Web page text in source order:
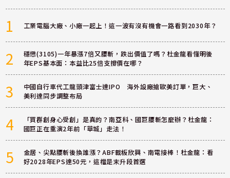
1 工業電腦大廠、小廠一起上！這一波有沒有機會一路看到2030年？
2
穩懋(3105)一年暴漲7倍又腰斬，跌出價值了嗎？杜金龍看懂明後
年EPS基本面：本益比25倍支撐價在哪？
3
中國自行車代工龍頭津富士達IPO 海外設廠搶歐美訂單，巨大、
美利達同步調整布局
4
「買群創身心受創」是真的？南亞科、國巨腰斬怎麼辦？杜金龍：
國巨正在重演2年前「華城」走法！
5
金居、尖點腰斬後換誰漲？ABF載板欣興、南電接棒！杜金龍：看
好2028年EPS達50元，這檔是末升段首選